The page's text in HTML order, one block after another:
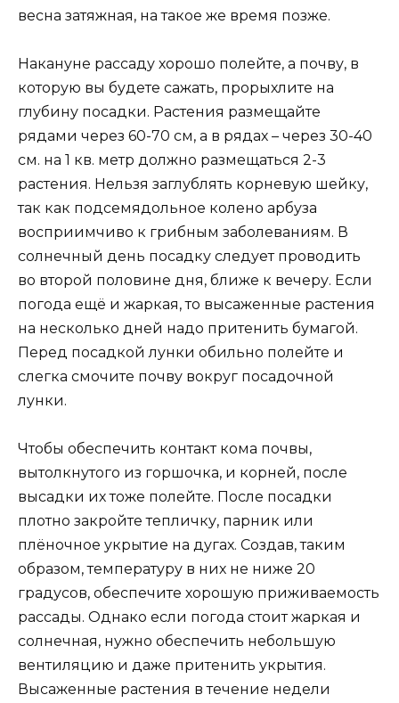
весна затяжная, на такое же время позже.
Накануне рассаду хорошо полейте, а почву, в
которую вы будете сажать, прорыхлите на
глубину посадки. Растения размещайте
рядами через 60-70 см, а в рядах – через 30-40
см. на 1 кв. метр должно размещаться 2-3
растения. Нельзя заглублять корневую шейку,
так как подсемядольное колено арбуза
восприимчиво к грибным заболеваниям. В
солнечный день посадку следует проводить
во второй половине дня, ближе к вечеру. Если
погода ещё и жаркая, то высаженные растения
на несколько дней надо притенить бумагой.
Перед посадкой лунки обильно полейте и
слегка смочите почву вокруг посадочной
лунки.
Чтобы обеспечить контакт кома почвы,
вытолкнутого из горшочка, и корней, после
высадки их тоже полейте. После посадки
плотно закройте тепличку, парник или
плёночное укрытие на дугах. Создав, таким
образом, температуру в них не ниже 20
градусов, обеспечите хорошую приживаемость
рассады. Однако если погода стоит жаркая и
солнечная, нужно обеспечить небольшую
вентиляцию и даже притенить укрытия.
Высаженные растения в течение недели